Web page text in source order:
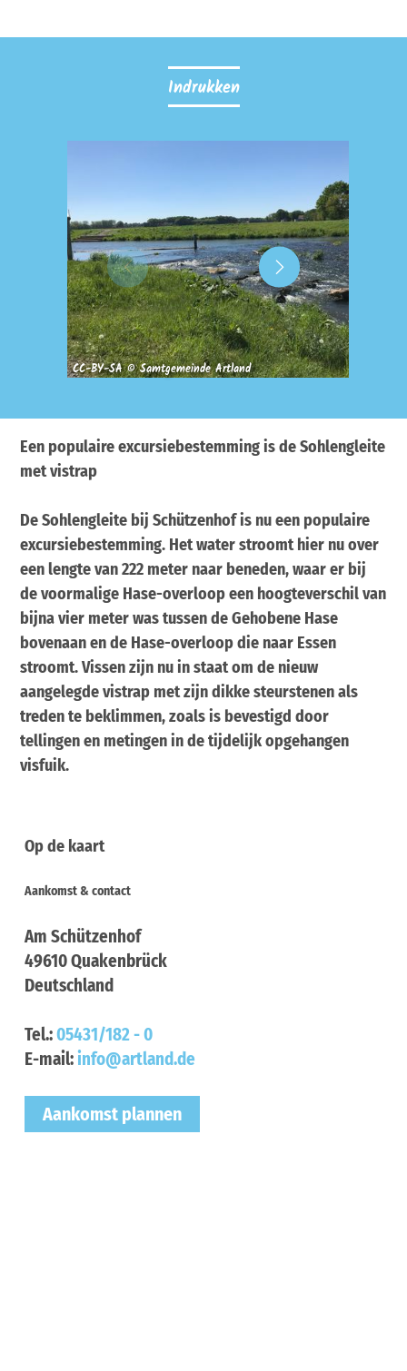
Indrukken
CC-BY-SA © Samtgemeinde Artland
Een populaire excursiebestemming is de Sohlengleite
met vistrap
De Sohlengleite bij Schützenhof is nu een populaire
excursiebestemming. Het water stroomt hier nu over
een lengte van 222 meter naar beneden, waar er bij
de voormalige Hase-overloop een hoogteverschil van
bijna vier meter was tussen de Gehobene Hase
bovenaan en de Hase-overloop die naar Essen
stroomt. Vissen zijn nu in staat om de nieuw
aangelegde vistrap met zijn dikke steurstenen als
treden te beklimmen, zoals is bevestigd door
tellingen en metingen in de tijdelijk opgehangen
visfuik.
Op de kaart
Aankomst & contact
Am Schützenhof
49610Quakenbrück
Deutschland
Tel.:05431/182 - 0
E-mail:info@artland.de
Aankomst plannen